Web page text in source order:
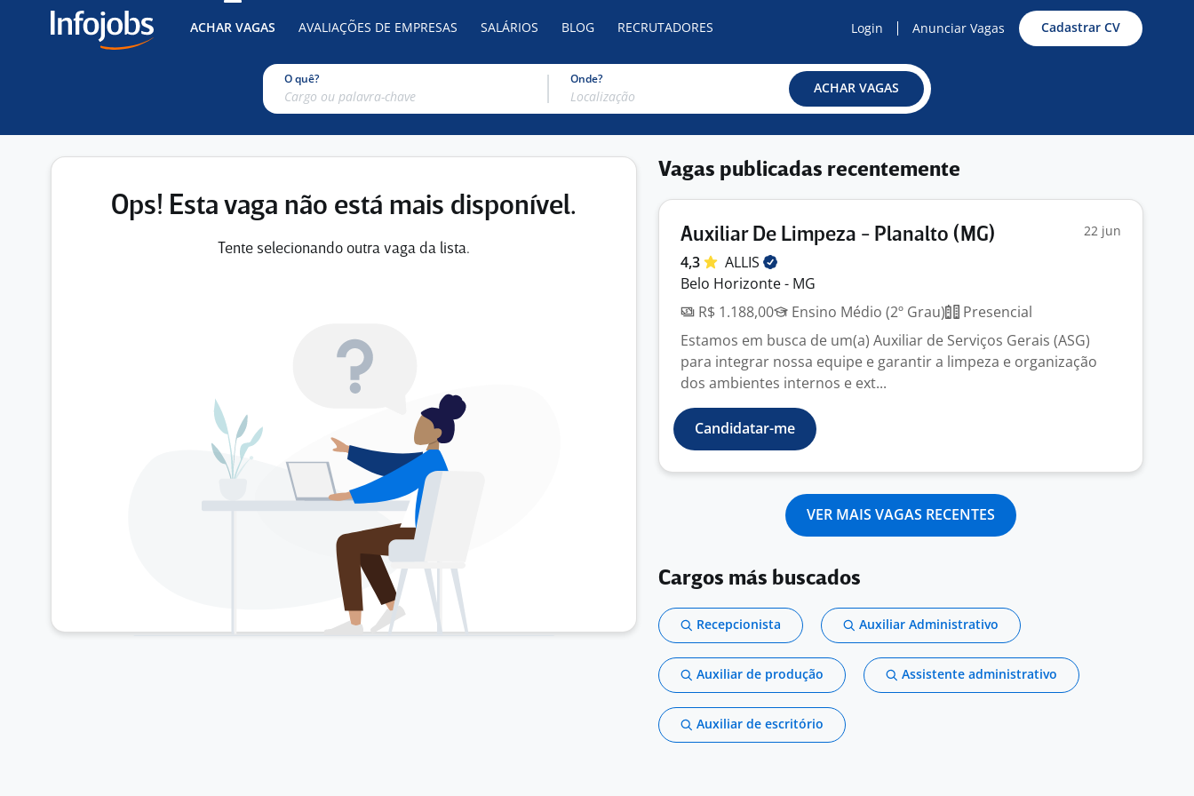
ACHAR VAGAS AVALIAÇÕES DE EMPRESAS SALÁRIOS BLOG RECRUTADORES Login Anunciar Vagas Cadastrar CV
O quê? Onde?
ACHAR VAGAS
Ops! Esta vaga não está mais disponível.
Tente selecionando outra vaga da lista.
Vagas publicadas recentemente
Auxiliar De Limpeza - Planalto (MG) 22 jun
4,3
ALLIS
Belo Horizonte - MG
R$ 1.188,00
Ensino Médio (2º Grau)
Presencial
Estamos em busca de um(a) Auxiliar de Serviços Gerais (ASG)
para integrar nossa equipe e garantir a limpeza e organização
dos ambientes internos e ext...
Candidatar-me
VER MAIS VAGAS RECENTES
Cargos más buscados
Recepcionista Auxiliar Administrativo
Auxiliar de produção Assistente administrativo
Auxiliar de escritório